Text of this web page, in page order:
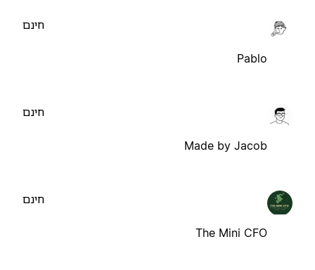
Pablo
חינם
Made by Jacob
חינם
The Mini CFO
חינם